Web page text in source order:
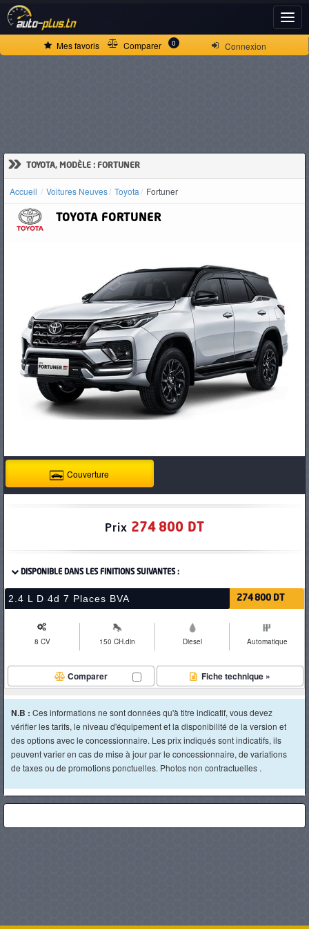
Connexion
Mes favoris Comparer 0
» TOYOTA, MODÈLE : FORTUNER
Accueil Voitures Neuves Toyota Fortuner
TOYOTA FORTUNER
Couverture
Prix 274 800 DT
DISPONIBLE DANS LES FINITIONS SUIVANTES :
2.4 L D 4d 7 Places BVA 274 800 DT
8 CV 150 CH.din Diesel Automatique
Fiche technique »
Comparer
N.B : Ces informations ne sont données qu'à titre indicatif, vous devez
vérifier les tarifs, le niveau d'équipement et la disponibilité de la version et
des options avec le concessionnaire. Les prix indiqués sont indicatifs, ils
peuvent varier en cas de mise à jour par le concessionnaire, de variations
de taxes ou de promotions ponctuelles. Photos non contractuelles .
ACCUEIL
D'OCCASION
PNEUS